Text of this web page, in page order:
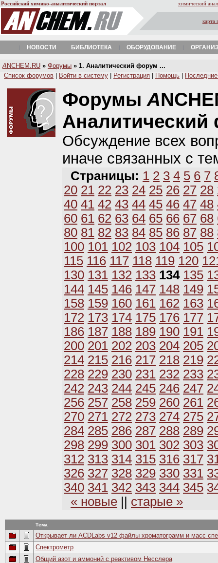
Российский химико-аналитический портал химический
карта
НОВОСТИ БИБЛИОТЕКА ОБОРУДОВАНИЕ
A NCHEM.RU » Форумы » 1. Аналитический форум ...
Список форумов
Войти в систему Регистрация Помощь
Форумы A
Обсуждение всех
иначе связанных с
Страницы: 1 2 3 4 5 6 7
20 21 22 23 24 25 26 27 28
40 41 42 43 44 45 46 47 48
60 61 62 63 64 65 66 67 68
80 81 82 83 84 85 86 87 88
100 101 102 103 104 105
115 116 117 118 119 120
130 131 132 133 134 135
144 145 146 147 148 149
158 159 160 161 162 163
172 173 174 175 176 177
186 187 188 189 190 191
200 201 202 203 204 205
214 215 216 217 218 219
228 229 230 231 232 233
242 243 244 245 246 247
256 257 258 259 260 261
270 271 272 273 274 275
284 285 286 287 288 289
298 299 300 301 302 303
312 313 314 315 316 317
326 327 328 329 330 331
340 341 342 343 344 345
« новые
старые »
Тема
Открывает ли ACDLabs v12 файлы хроматограмм и масс
Спектрометр
Общий азот и аммоний с реактивом Несслера